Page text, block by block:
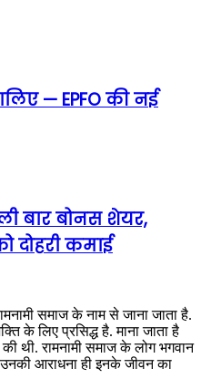
— EPFO की नई
बार बोनस शेयर,
दोहरी कमाई
समाज के नाम से जाना जाता है.
के लिए प्रसिद्ध है. माना जाता है
थी. रामनामी समाज के लोग भगवान
आराधना ही इनके जीवन का